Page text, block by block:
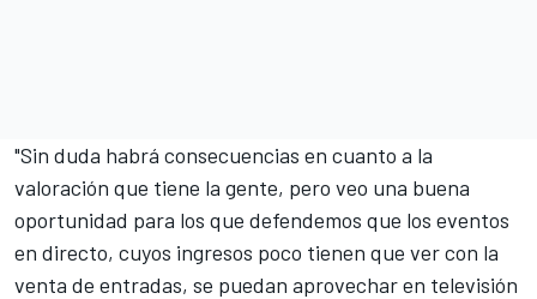
"Sin duda habrá consecuencias en cuanto a la
valoración que tiene la gente, pero veo una buena
oportunidad para los que defendemos que los eventos
en directo, cuyos ingresos poco tienen que ver con la
venta de entradas, se puedan aprovechar en televisión